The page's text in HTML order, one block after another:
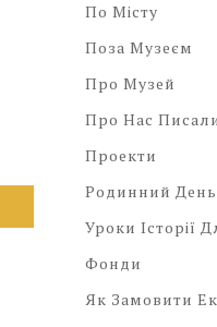
По Місту
Поза Музеєм
Про Музей
Про Нас
Проекти
Родинний День
Уроки Історії
Фонди
Як Замовити